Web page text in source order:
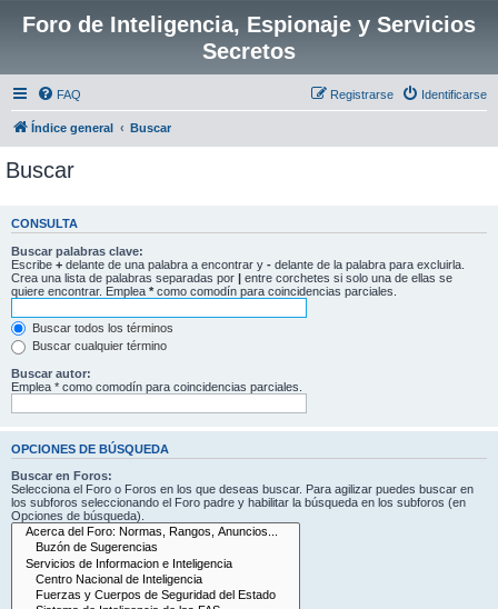
Foro de Inteligencia, Espionaje y Servicios
Secretos
FAQ Identificarse
Registrarse
Índice general Buscar
Buscar
CONSULTA
Buscar palabras clave:
Escribe + delante de una palabra a encontrar y - delante de la palabra para excluirla.
Crea una lista de palabras separadas por | entre corchetes si solo una de ellas se
quiere encontrar. Emplea * como comodín para coincidencias parciales.
Buscar todos los términos
Buscar cualquier término
Buscar autor:
Emplea * como comodín para coincidencias parciales.
OPCIONES DE BÚSQUEDA
Buscar en Foros:
Selecciona el Foro o Foros en los que deseas buscar. Para agilizar puedes buscar en
los subforos seleccionando el Foro padre y habilitar la búsqueda en los subforos (en
Opciones de búsqueda).